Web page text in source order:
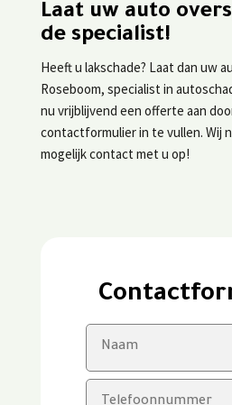
Laat uw auto
de specialist!
Heeft u lakschade? Laat dan uw
Roseboom, specialist in
nu vrijblijvend een offerte aan
contactformulier in te vullen. Wij
mogelijk contact met u op!